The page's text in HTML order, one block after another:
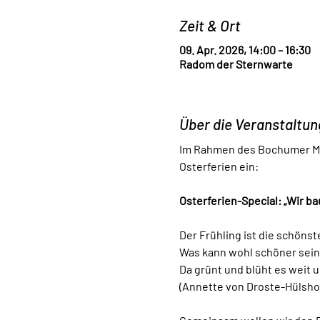
Zeit & Ort
09. Apr. 2026, 14:00 – 16:30
Radom der Sternwarte
Über die
Im Rahmen des Bochumer
Osterferien ein:
Osterferien-Special: „Wir
Der Frühling ist die
Was kann wohl schöner
Da grünt und blüht es weit
(Annette von Droste-